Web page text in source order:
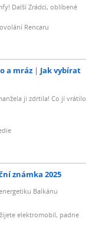
Další Zrádci, oblíbené
Rencaru
a mráz
Jak vybírat
ji zdrtila! Co jí vrátilo
známka 2025
Balkánu
elektromobil, padne